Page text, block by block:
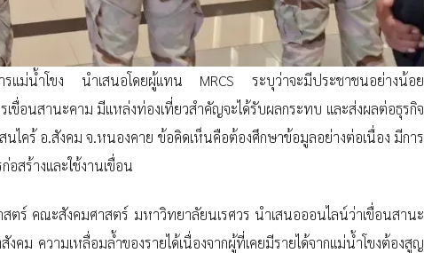
รแม่น้ำโขง นำเสนอโดยผู้แทน MRCS ระบุว่าจะมีประชาชนอย่างน้อย
ขื่อนสานะคาม มีแหล่งท่องเที่ยวสำคัญจะได้รับผลกระทบ และส่งผลต่อธุรกิจ
ไคร้ อ.สังคม จ.หนองคาย ข้อคิดเห็นคือต้องศึกษาข้อมูลอย่างต่อเนื่อง มีการ
สร้างและใช้งานเขื่อน
ร์ คณะสังคมศาสตร์ มหาวิทยาลัยนเรศวร นำเสนอออนไลน์ว่าเขื่อนสานะ
ม ความเหลื่อมล้ำของรายได้เนื่องจากผู้ที่เคยมีรายได้จากแม่น้ำโขงต้องสูญ